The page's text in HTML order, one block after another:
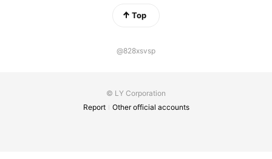
Top
@828xsvsp
© LY Corporation
Report
Other official accounts